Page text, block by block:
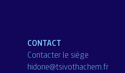
CONTACT
Contacter le siège
hidone@tsivothachem.fr